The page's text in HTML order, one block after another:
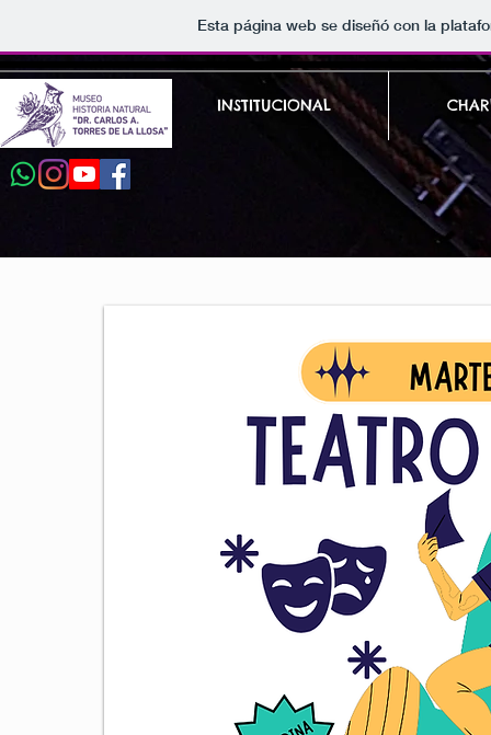
Esta página web se diseñó con la
INSTITUCIONAL